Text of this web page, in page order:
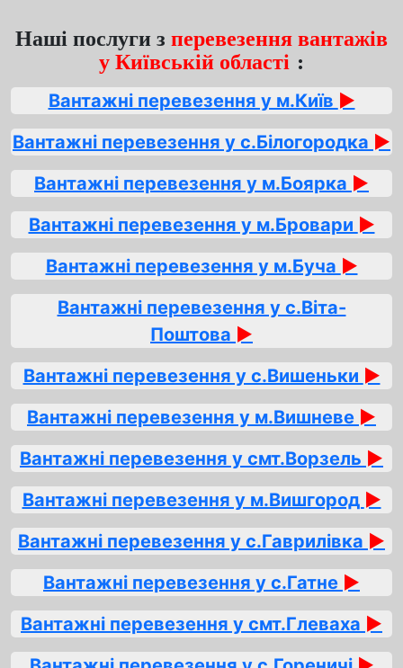
Наші послуги з перевезення вантажів
у Київській області :
Вантажні перевезення у м.Київ ►
Вантажні перевезення у с.Білогородка ►
Вантажні перевезення у м.Боярка ►
Вантажні перевезення у м.Бровари ►
Вантажні перевезення у м.Буча ►
Вантажні перевезення у с.Віта-
Поштова ►
Вантажні перевезення у с.Вишеньки ►
Вантажні перевезення у м.Вишневе ►
Вантажні перевезення у смт.Ворзель ►
Вантажні перевезення у м.Вишгород ►
Вантажні перевезення у с.Гаврилівка ►
Вантажні перевезення у с.Гатне ►
Вантажні перевезення у смт.Глеваха ►